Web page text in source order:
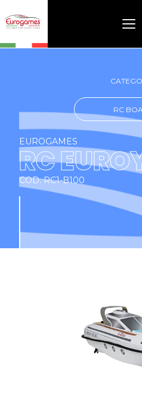
RC
EUROGAMES
RC
COD. RC1-B100